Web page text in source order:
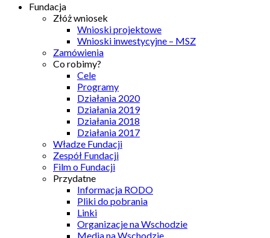
Fundacja
Złóż wniosek
Wnioski projektowe
Wnioski inwestycyjne – MSZ
Zamówienia
Co robimy?
Cele
Programy
Działania 2020
Działania 2019
Działania 2018
Działania 2017
Władze Fundacji
Zespół Fundacji
Film o Fundacji
Przydatne
Informacja RODO
Pliki do pobrania
Linki
Organizacje na Wschodzie
Media na Wschodzie